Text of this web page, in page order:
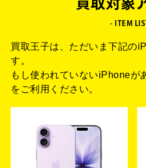
買取対象
- ITEM
買取王子は、ただいま下記の
す。
もし使われていないiPhoneが
をご利用ください。